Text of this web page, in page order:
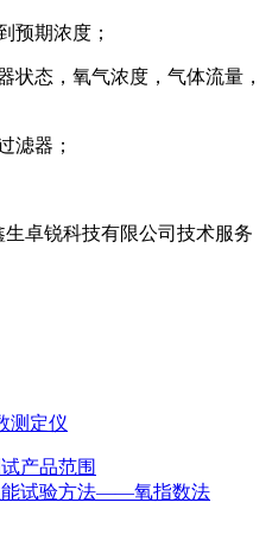
预期浓度；
状态，氧气浓度，气体流量，
滤器；
生卓锐科技有限公司技术服务
测定仪
产品范围
能试验方法――氧指数法